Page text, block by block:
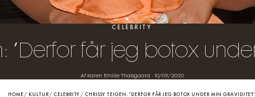
CELEBRITY
”Derfor får jeg botox
Af Karen Emilie Thalsgaard - 10/09/2020
HOME / KULTUR /CELEBRITY /CHRISSY TEIGEN: ”DERFOR FÅR JEG BOTOX UNDER MIN GRAVIDITET”